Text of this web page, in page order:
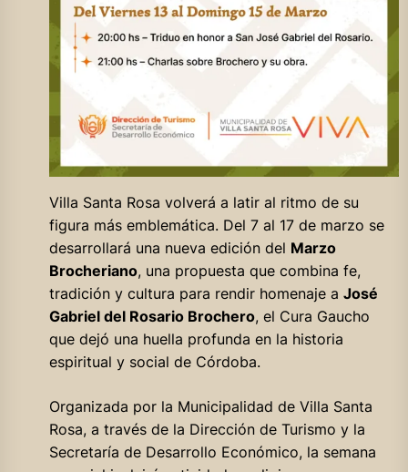
Villa Santa Rosa volverá a latir al ritmo de su
figura más emblemática. Del 7 al 17 de marzo se
desarrollará una nueva edición del Marzo
Brocheriano, una propuesta que combina fe,
tradición y cultura para rendir homenaje a José
Gabriel del Rosario Brochero, el Cura Gaucho
que dejó una huella profunda en la historia
espiritual y social de Córdoba.
Organizada por la Municipalidad de Villa Santa
Rosa, a través de la Dirección de Turismo y la
Secretaría de Desarrollo Económico, la semana